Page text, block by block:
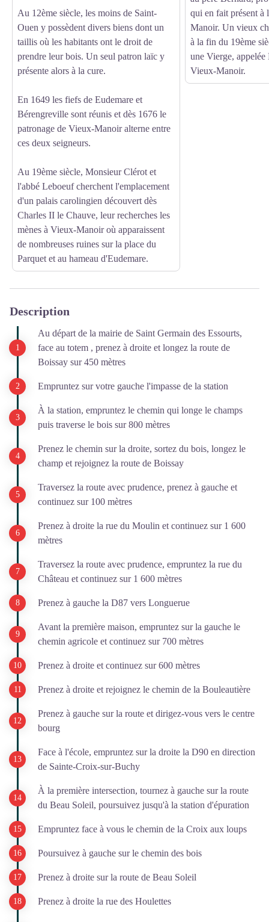
Au 12ème siècle, les moins de Saint-
Ouen y possèdent divers biens dont un
taillis où les habitants ont le droit de
prendre leur bois. Un seul patron laïc y
présente alors à la cure.
En 1649 les fiefs de Eudemare et
Bérengreville sont réunis et dès 1676 le
patronage de Vieux-Manoir alterne entre
ces deux seigneurs.
Au 19ème siècle, Monsieur Clérot et
l'abbé Leboeuf cherchent l'emplacement
d'un palais carolingien découvert dès
Charles II le Chauve, leur recherches les
mènes à Vieux-Manoir où apparaissent
de nombreuses ruines sur la place du
Parquet et au hameau d'Eudemare.
qui en fait présent à
Manoir. Un vieux
à la fin du 19ème
une Vierge,
Vieux-Manoir.
Description
Au départ de la mairie de Saint Germain des Essourts,
face au totem , prenez à droite et longez la route de
Boissay sur 450 mètres
Empruntez sur votre gauche l'impasse de la station
À la station, empruntez le chemin qui longe le champs
puis traverse le bois sur 800 mètres
Prenez le chemin sur la droite, sortez du bois, longez le
champ et rejoignez la route de Boissay
Traversez la route avec prudence, prenez à gauche et
continuez sur 100 mètres
Prenez à droite la rue du Moulin et continuez sur 1 600
mètres
Traversez la route avec prudence, empruntez la rue du
Château et continuez sur 1 600 mètres
Prenez à gauche la D87 vers Longuerue
Avant la première maison, empruntez sur la gauche le
chemin agricole et continuez sur 700 mètres
Prenez à droite et continuez sur 600 mètres
Prenez à droite et rejoignez le chemin de la Bouleautière
Prenez à gauche sur la route et dirigez-vous vers le centre
bourg
Face à l'école, empruntez sur la droite la D90 en direction
de Sainte-Croix-sur-Buchy
À la première intersection, tournez à gauche sur la route
du Beau Soleil, poursuivez jusqu'à la station d'épuration
Empruntez face à vous le chemin de la Croix aux loups
Poursuivez à gauche sur le chemin des bois
Prenez à droite sur la route de Beau Soleil
Prenez à droite la rue des Houlettes